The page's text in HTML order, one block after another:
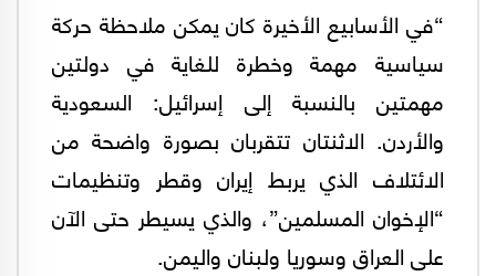
“في الأسابيع الأخيرة كان يمكن ملاحظة حركة
سياسية مهمة وخطرة للغاية في دولتين
مهمتين بالنسبة إلى إسرائيل: السعودية
والأردن. الاثنتان تتقربان بصورة واضحة من
الائتلاف الذي يربط إيران وقطر وتنظيمات
“الإخوان المسلمين”، والذي يسيطر حتى الآن
على العراق وسوريا ولبنان واليمن.